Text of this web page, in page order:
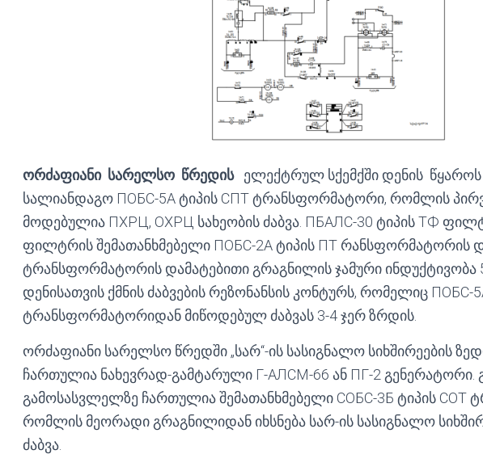
ორძაფიანი სარელსო წრედის ელექტრულ სქემქში დენის
სალიანდაგო ПОБС-5А ტიპის СПТ ტრანსფორმატორი, რომლის
მოდებულია ПХРЦ, ОХРЦ სახეობის ძაბვა. ПБАЛС-30 ტიპის ТФ
ფილტრის შემათანხმებელი ПОБС-2А ტიპის ПТ
ტრანსფორმატორის დამატებითი გრაგნილის ჯამური ინდუქტივობა
დენისათვის ქმნის ძაბვების რეზონანსის კონტურს, რომელიც ПОБС-
ტრანსფორმატორიდან მიწოდებულ ძაბვას 3-4 ჯერ ზრდის.
ორძაფიანი სარელსო წრედში „სარ“-ის სასიგნალო სიხშირეების
ჩართულია ნახევრად-გამტარული Г-АЛСМ-66 ან ПГ-2 გენერატორი.
გამოსასვლელზე ჩართულია შემათანხმებელი СОБС-3Б ტიპის СОТ
რომლის მეორადი გრაგნილიდან იხსნება სარ-ის სასიგნალო
ძაბვა.